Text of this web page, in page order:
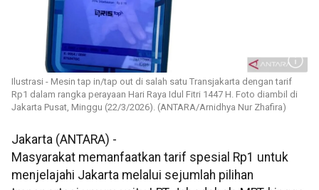
Ilustrasi - Mesin tap in/tap out di salah satu Transjakarta dengan tarif
Rp1 dalam rangka perayaan Hari Raya Idul Fitri 1447 H. Foto diambil di
Jakarta Pusat, Minggu (22/3/2026). (ANTARA/Arnidhya Nur Zhafira)
Jakarta (ANTARA) -
Masyarakat memanfaatkan tarif spesial Rp1 untuk
menjelajahi Jakarta melalui sejumlah pilihan